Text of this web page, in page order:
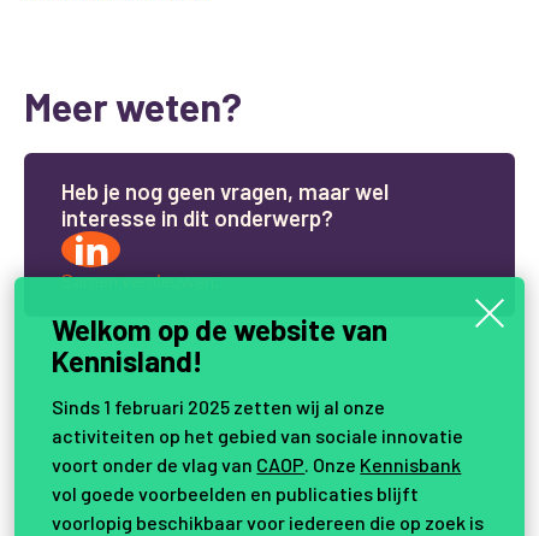
Meer weten?
Heb je nog geen vragen, maarwel
interesse in dit onderwerp?
Samen vernieuwen.
Welkom op de website van
Kennisland!
Sinds 1 februari 2025 zetten wij al onze
activiteiten op het gebied van sociale innovatie
voort onder de vlag van CAOP . Onze Kennisbank
vol goede voorbeelden en publicaties blijft
voorlopig beschikbaar voor iedereen die op zoek is